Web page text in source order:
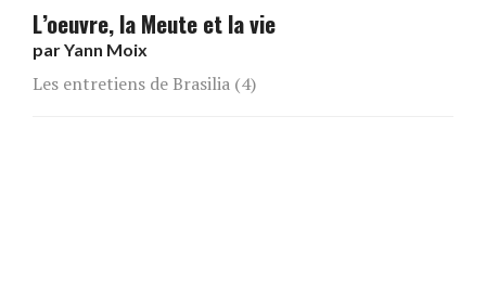
L’oeuvre, la Meute et la vie
parYann Moix
Les entretiens de Brasilia (4)